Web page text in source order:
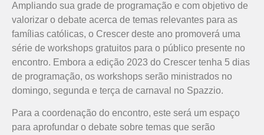
Ampliando sua grade de programação e com objetivo de
valorizar o debate acerca de temas relevantes para as
famílias católicas, o Crescer deste ano promoverá uma
série de workshops gratuitos para o público presente no
encontro. Embora a edição 2023 do Crescer tenha 5 dias
de programação, os workshops serão ministrados no
domingo, segunda e terça de carnaval no Spazzio.
Para a coordenação do encontro, este será um espaço
para aprofundar o debate sobre temas que serão